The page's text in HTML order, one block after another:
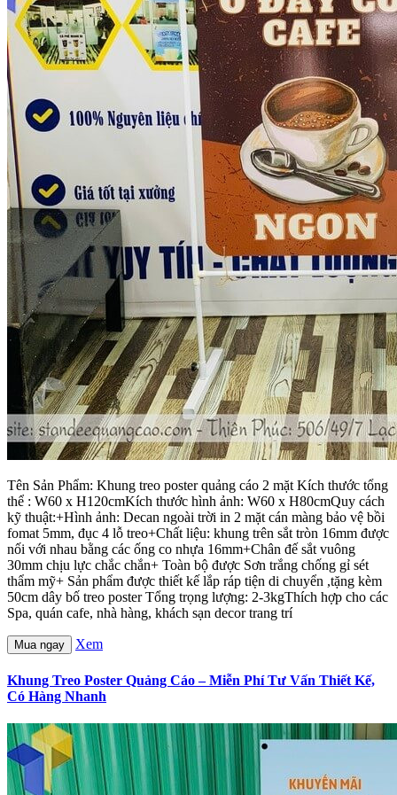
Tên Sản Phẩm: Khung treo poster quảng cáo 2 mặt Kích thước tổng
thể : W60 x H120cmKích thước hình ảnh: W60 x H80cmQuy cách
kỹ thuật:+Hình ảnh: Decan ngoài trời in 2 mặt cán màng bảo vệ bồi
fomat 5mm, đục 4 lỗ treo+Chất liệu: khung trên sắt tròn 16mm được
nối với nhau bằng các ống co nhựa 16mm+Chân đế sắt vuông
30mm chịu lực chắc chắn+ Toàn bộ được Sơn trắng chống gỉ sét
thẩm mỹ+ Sản phẩm được thiết kế lắp ráp tiện di chuyển ,tặng kèm
50cm dây bố treo poster Tổng trọng lượng: 2-3kgThích hợp cho các
Spa, quán cafe, nhà hàng, khách sạn decor trang trí
Mua ngay Xem
Khung Treo Poster Quảng Cáo – Miễn Phí Tư Vấn Thiết Kế,
Có Hàng Nhanh